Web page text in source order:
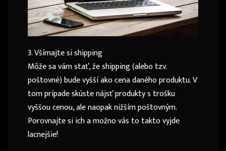
3. Všímajte si shipping
Môže sa vám stať, že shipping (alebo tzv.
poštovné) bude vyšší ako cena daného produktu. V
tom prípade skúste nájsť produkty s trošku
vyššou cenou, ale naopak nižším poštovným.
Porovnajte si ich a možno vás to takto vyjde
lacnejšie!